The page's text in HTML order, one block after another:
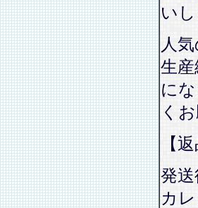
いし
人
生
に
く
【
発
カ